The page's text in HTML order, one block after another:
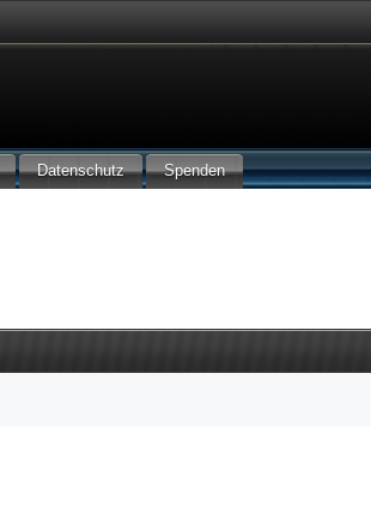
Datenschutz Spenden